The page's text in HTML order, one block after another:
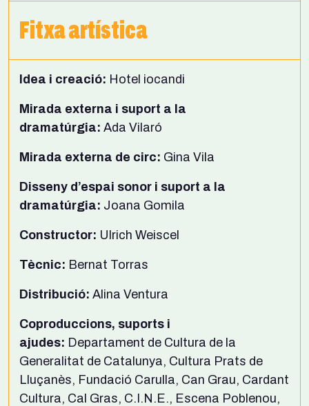
Fitxa artística
Idea i creació: Hotel iocandi
Mirada externa i suport a la
dramatúrgia: Ada Vilaró
Mirada externa de circ: Gina Vila
Disseny d’espai sonor i suport a la
dramatúrgia: Joana Gomila
Constructor: Ulrich Weiscel
Tècnic: Bernat Torras
Distribució: Alina Ventura
Coproduccions, suports i
ajudes: Departament de Cultura de la
Generalitat de Catalunya, Cultura Prats de
Lluçanès, Fundació Carulla, Can Grau, Cardant
Cultura, Cal Gras, C.I.N.E., Escena Poblenou,